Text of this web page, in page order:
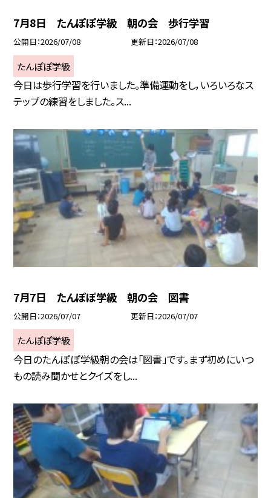
7月8日 たんぽぽ学級 朝の会 歩行学習
公開日 2026/07/08 更新日 2026/07/08
たんぽぽ学級
今日は歩行学習を行いました。準備運動をし，いろいろなス
テップの練習をしました。ス...
7月7日 たんぽぽ学級 朝の会 図書
公開日 2026/07/07 更新日 2026/07/07
たんぽぽ学級
今日のたんぽぽ学級朝の会は「図書」です。まず初めにいつ
もの読み聞かせとクイズをし...